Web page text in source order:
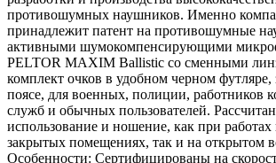
противошумных наушников. Именно
принадлежит патент на противошумные
активными шумокомпенсирующими
PELTOR MAXIM Ballistic со сменными
комплект очков в удобном черном футляре,
поясе, для военных, полиции, работников
служб и обычных пользователей.
использование и ношение, как при работах
закрытых помещениях, так и на открытом
Особенности: Сертифицированы на